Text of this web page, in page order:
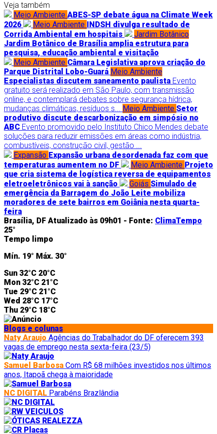
Veja também
Meio Ambiente ABES-SP debate água na Climate Week
2026
Meio Ambiente
INDSH divulga resultado de
Corrida Ambiental em hospitais
Jardim Botânico
Jardim Botânico de Brasília amplia estrutura para
pesquisa, educação ambiental e visitação
Meio Ambiente Câmara Legislativa aprova criação do
Parque Distrital Lobo-Guará Meio Ambiente
Especialistas discutem saneamento paulista Evento
gratuito será realizado em São Paulo, com transmissão
online, e contemplará debates sobre segurança hídrica,
mudanças climáticas, resíduos s... Meio Ambiente Setor
produtivo discute descarbonização em simpósio no
ABC Evento promovido pelo Instituto Chico Mendes debate
soluções para reduzir emissões em áreas como indústria,
combustíveis, construção civil, gestão ...
Expansão Expansão urbana desordenada faz com que
temperaturas aumentem no DF
Meio Ambiente Projeto
que cria sistema de logística reversa de equipamentos
eletroeletrônicos vai à sanção
Goiás Simulado de
emergência da Barragem do João Leite mobiliza
moradores de sete bairros em Goiânia nesta quarta-
feira
Brasília, DF Atualizado às 09h01 - Fonte: ClimaTempo
25°
Tempo limpo
Mín. 19° Máx. 30°
Sun 32°C 20°C
Mon 32°C 21°C
Tue 29°C 21°C
Wed 28°C 17°C
Thu 29°C 18°C
Blogs e colunas
Naty Araujo Agências do Trabalhador do DF oferecem 393
vagas de emprego nesta sexta-feira (23/5)
Samuel Barbosa Com R$ 68 milhões investidos nos últimos
anos, Itapoã chega à maioridade
NC DIGITAL Parabéns Brazlândia